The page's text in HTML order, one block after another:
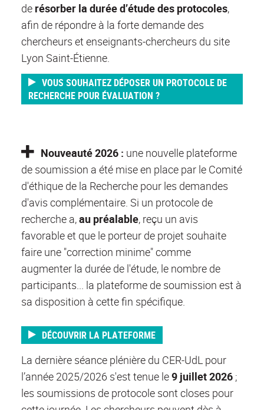
de résorber la durée d’étude des protocoles,
afin de répondre à la forte demande des
chercheurs et enseignants-chercheurs du site
Lyon Saint-Étienne.
VOUS SOUHAITEZ DÉPOSER UN PROTOCOLE DE
RECHERCHE POUR ÉVALUATION ?
Nouveauté 2026 : une nouvelle plateforme
de soumission a été mise en place par le Comité
d'éthique de la Recherche pour les demandes
d'avis complémentaire. Si un protocole de
recherche a,au préalable, reçu un avis
favorable et que le porteur de projet souhaite
faire une "correction minime" comme
augmenter la durée de l'étude, le nombre de
participants... la plateforme de soumission est à
sa disposition à cette fin spécifique.
DÉCOUVRIR LA PLATEFORME
La dernière séance plénière du CER-UdL pour
l’année 2025/2026 s'est tenue le9 juillet 2026 ;
les soumissions de protocole sont closes pour